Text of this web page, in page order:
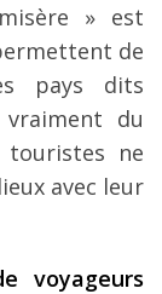
» est
de
pays dits
du
ne
avec leur
voyageurs